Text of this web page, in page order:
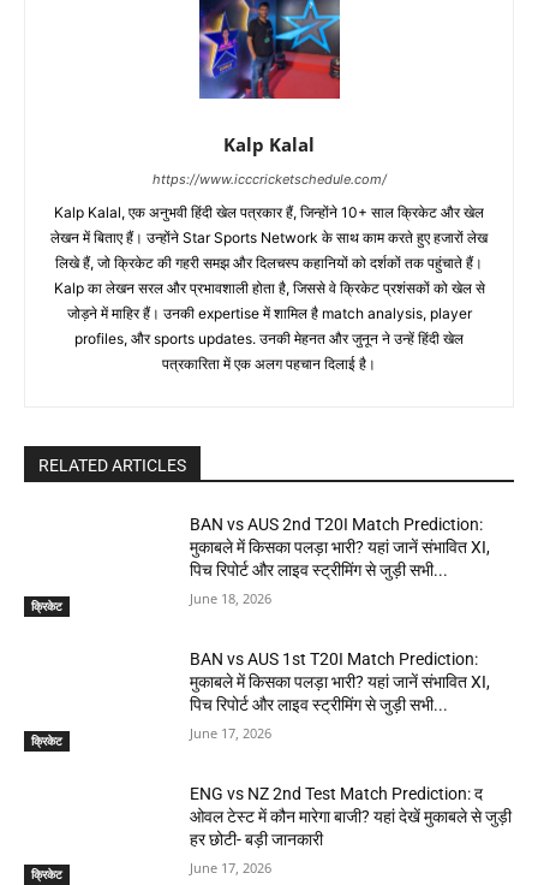
Kalp Kalal
https://www.icccricketschedule.com/
Kalp Kalal, एक अनुभवी हिंदी खेल पत्रकार हैं, जिन्होंने 10+ साल क्रिकेट और खेल
लेखन में बिताए हैं। उन्होंने Star Sports Network के साथ काम करते हुए हजारों लेख
लिखे हैं, जो क्रिकेट की गहरी समझ और दिलचस्प कहानियों को दर्शकों तक पहुंचाते हैं।
Kalp का लेखन सरल और प्रभावशाली होता है, जिससे वे क्रिकेट प्रशंसकों को खेल से
जोड़ने में माहिर हैं। उनकी expertise में शामिल है match analysis, player
profiles, और sports updates. उनकी मेहनत और जुनून ने उन्हें हिंदी खेल
पत्रकारिता में एक अलग पहचान दिलाई है।
RELATED ARTICLES
क्रिकेट
BAN vs AUS 2nd T20I Match Prediction:
मुकाबले में किसका पलड़ा भारी? यहां जानें संभावित XI,
पिच रिपोर्ट और लाइव स्ट्रीमिंग से जुड़ी सभी...
June 18, 2026
क्रिकेट
BAN vs AUS 1st T20I Match Prediction:
मुकाबले में किसका पलड़ा भारी? यहां जानें संभावित XI,
पिच रिपोर्ट और लाइव स्ट्रीमिंग से जुड़ी सभी...
June 17, 2026
क्रिकेट
ENG vs NZ 2nd Test Match Prediction: द
ओवल टेस्ट में कौन मारेगा बाजी? यहां देखें मुकाबले से जुड़ी
हर छोटी- बड़ी जानकारी
June 17, 2026